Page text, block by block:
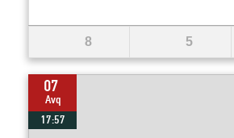
8 5
07
Avq
17:57